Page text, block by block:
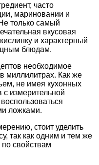
часто
мариновании и
только самый
вкусовая
и характерный
блюдам.
необходимое
миллилитрах. Как же
не имея кухонных
с измерительной
ложками.
стоит уделить
так как одним и тем же
свойствам